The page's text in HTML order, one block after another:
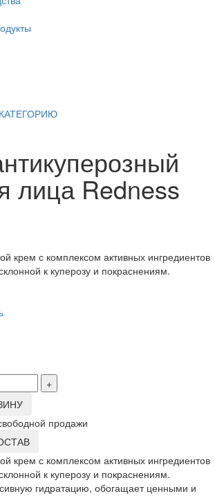
лица Redness
крем с комплексом активных ингредиентов
к куперозу и покраснениям.
+
продажи
крем с комплексом активных ингредиентов
к куперозу и покраснениям.
гидратацию, обогащает ценными и